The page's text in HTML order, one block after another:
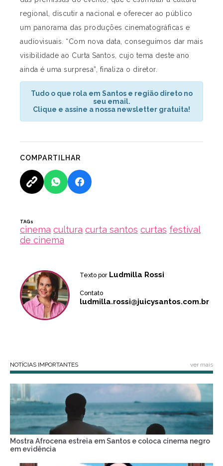
regional, discutir a nacional e oferecer ao público
um panorama das produções cinematográficas e
audiovisuais. “Com nova data, conseguimos dar mais
visibilidade ao Curta Santos, cujo tema deste ano
ainda é uma surpresa”, finaliza o diretor.
Tudo o que rola em Santos e região direto no
seu email.
Clique e assine a nossa newsletter gratuita!
COMPARTILHAR
TAGs
cinema cultura curta santos curtas festival
de cinema
Texto por Ludmilla Rossi
Contato
ludmilla.rossi@juicysantos.com.br
NOTÍCIAS IMPORTANTES ver mais
Mostra Afrocena estreia em Santos e coloca cinema negro
em evidência